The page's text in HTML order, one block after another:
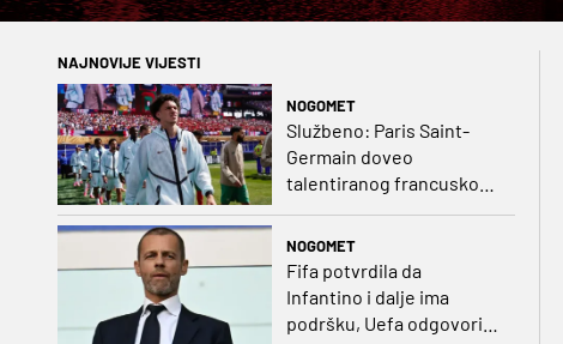
NAJNOVIJE VIJESTI
NOGOMET
Službeno: Paris Saint-
Germain doveo
talentiranog francuskog
NOGOMET
Fifa potvrdila da
Infantino i dalje ima
podršku, Uefa odgovorila